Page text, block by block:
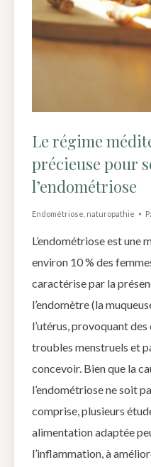
Le régime
précieuse pour
l’endométriose
Endométriose naturopathie
L’endométriose est une
environ 10 % des
caractérise par la
l’endomètre (la
l’utérus, provoquant
troubles menstruels et
concevoir. Bien que la
l’endométriose ne soit
comprise, plusieurs
alimentation adaptée
l’inflammation, à